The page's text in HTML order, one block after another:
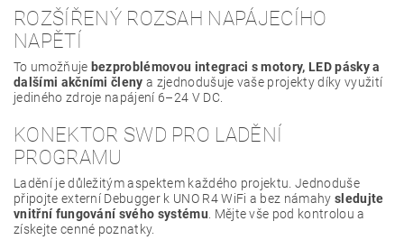
ROZŠÍŘENÝ ROZSAH NAPÁJECÍHO
NAPĚTÍ
To umožňuje bezproblémovou integraci s motory, LED pásky a
dalšími akčními členy a zjednodušuje vaše projekty díky využití
jediného zdroje napájení 6–24 V DC.
KONEKTOR SWD PRO LADĚNÍ
PROGRAMU
Ladění je důležitým aspektem každého projektu. Jednoduše
připojte externí Debugger k UNO R4 WiFi a bez námahy sledujte
vnitřní fungování svého systému. Mějte vše pod kontrolou a
získejte cenné poznatky.